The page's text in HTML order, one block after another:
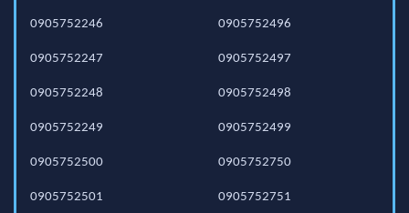
0905752246
0905752247
0905752248
0905752249
0905752496
0905752497
0905752498
0905752499
0905752500
0905752501
0905752750
0905752751